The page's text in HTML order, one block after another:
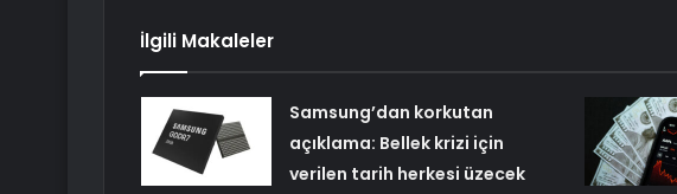
İlgili Makaleler
Samsung’dan korkutan
açıklama: Bellek krizi için
verilen tarih herkesi üzecek